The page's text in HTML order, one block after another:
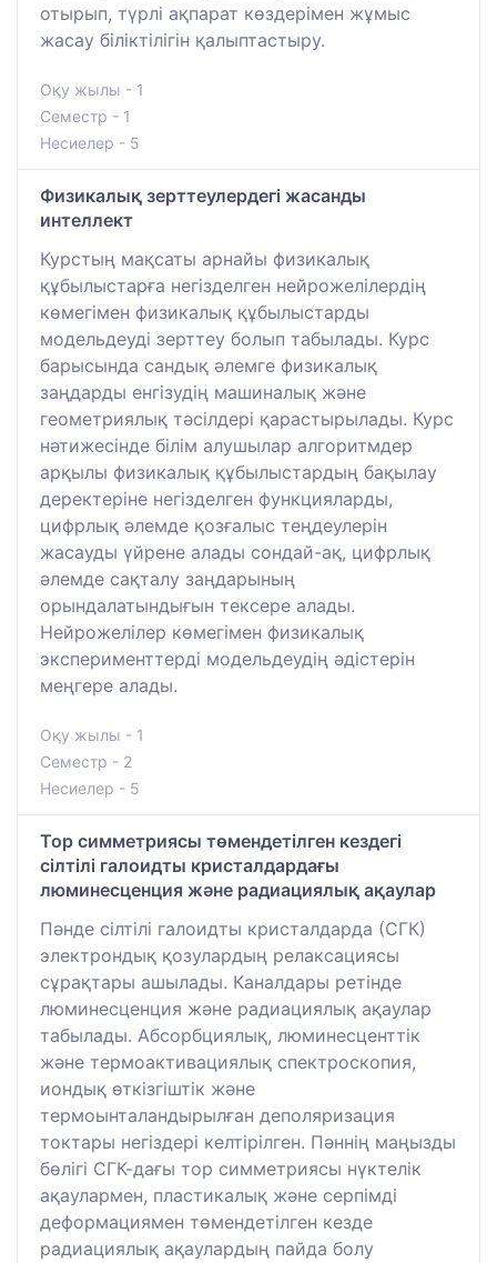
отырып, түрлі ақпарат көздерімен жұмыс
жасау біліктілігін қалыптастыру.
Оқу жылы - 1
Семестр - 1
Несиелер - 5
Физикалық зерттеулердегі жасанды
интеллект
Курстың мақсаты арнайы физикалық
құбылыстарға негізделген нейрожелілердің
көмегімен физикалық құбылыстарды
модельдеуді зерттеу болып табылады. Курс
барысында сандық әлемге физикалық
заңдарды енгізудің машиналық және
геометриялық тәсілдері қарастырылады. Курс
нәтижесінде білім алушылар алгоритмдер
арқылы физикалық құбылыстардың бақылау
деректеріне негізделген функцияларды,
цифрлық әлемде қозғалыс теңдеулерін
жасауды үйрене алады сондай-ақ, цифрлық
әлемде сақталу заңдарының
орындалатындығын тексере алады.
Нейрожелілер көмегімен физикалық
эксперименттерді модельдеудің әдістерін
меңгере алады.
Оқу жылы - 1
Семестр - 2
Несиелер - 5
Тор симметриясы төмендетілген кездегі
сілтілі галоидты кристалдардағы
люминесценция және радиациялық ақаулар
Пәнде сілтілі галоидты кристалдарда (СГК)
электрондық қозулардың релаксациясы
сұрақтары ашылады. Каналдары ретінде
люминесценция және радиациялық ақаулар
табылады. Абсорбциялық, люминесценттік
және термоактивациялық спектроскопия,
иондық өткізгіштік және
термоынталандырылған деполяризация
токтары негіздері келтірілген. Пәннің маңызды
бөлігі СГК-дағы тор симметриясы нүктелік
ақаулармен, пластикалық және серпімді
деформациямен төмендетілген кезде
радиациялық ақаулардың пайда болу